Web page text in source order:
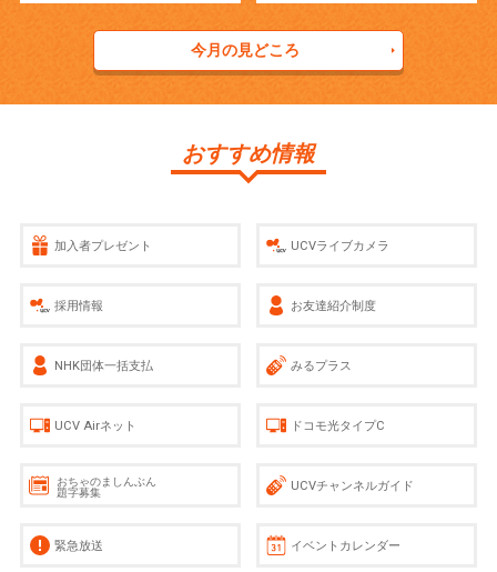
今月の見どころ
おすすめ情報
加入者プレゼント UCVライブカメラ
採用情報 お友達紹介制度
NHK団体一括支払 みるプラス
UCV Airネット ドコモ光タイプC
おちゃのましんぶん
題字募集
UCVチャンネルガイド
緊急放送 イベントカレンダー